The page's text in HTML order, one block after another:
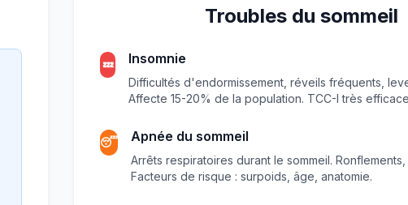
Troubles du sommeil
💤 Insomnie
Difficultés d'endormissement, réveils fréquents,
Affecte 15-20% de la population. TCC-I très
😴 Apnée du sommeil
Arrêts respiratoires durant le sommeil.
Facteurs de risque : surpoids, âge, anatomie.